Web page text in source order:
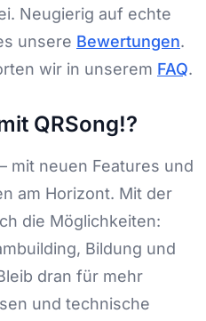
Neugierig auf echte
unsere Bewertungen.
wir in unserem FAQ.
QRSong!?
mit neuen Features und
am Horizont. Mit der
die Möglichkeiten:
Bildung und
dran für mehr
und technische